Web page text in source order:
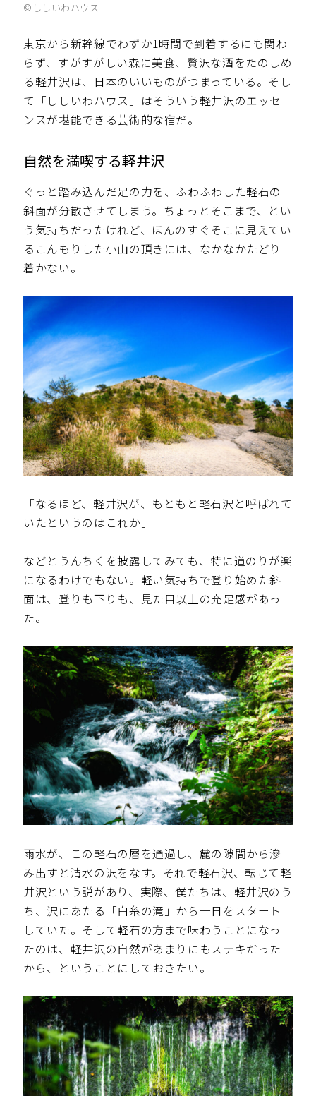
©️ししいわハウス
東京から新幹線でわずか1時間で到着するにも関わ
らず、すがすがしい森に美食、贅沢な酒をたのしめ
る軽井沢は、日本のいいものがつまっている。そし
て「ししいわハウス」はそういう軽井沢のエッセ
ンスが堪能できる芸術的な宿だ。
自然を満喫する軽井沢
ぐっと踏み込んだ足の力を、ふわふわした軽石の
斜面が分散させてしまう。ちょっとそこまで、とい
う気持ちだったけれど、ほんのすぐそこに見えてい
るこんもりした小山の頂きには、なかなかたどり
着かない。
「なるほど、軽井沢が、もともと軽石沢と呼ばれて
いたというのはこれか」
などとうんちくを披露してみても、特に道のりが楽
になるわけでもない。軽い気持ちで登り始めた斜
面は、登りも下りも、見た目以上の充足感があっ
た。
雨水が、この軽石の層を通過し、麓の隙間から滲
み出すと清水の沢をなす。それで軽石沢、転じて軽
井沢という説があり、実際、僕たちは、軽井沢のう
ち、沢にあたる「白糸の滝」から一日をスタート
していた。そして軽石の方まで味わうことになっ
たのは、軽井沢の自然があまりにもステキだった
から、ということにしておきたい。